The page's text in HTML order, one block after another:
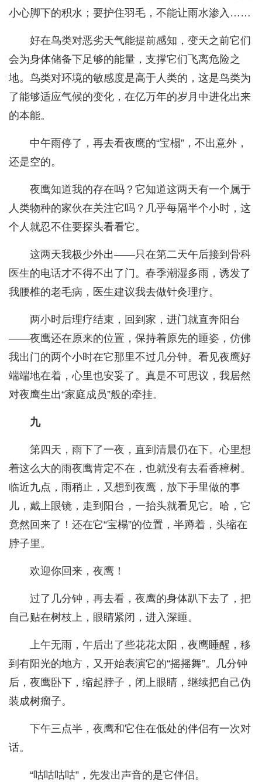
小心脚下的积水；要护住羽毛，不能让雨水渗入……
好在鸟类对恶劣天气能提前感知，变天之前它们
会为身体储备下足够的能量，支撑它们飞离危险之
地。鸟类对环境的敏感度是高于人类的，这是鸟类为
了能够适应气候的变化，在亿万年的岁月中进化出来
的本能。
中午雨停了，再去看夜鹰的“宝榻”，不出意外，
还是空的。
夜鹰知道我的存在吗？它知道这两天有一个属于
人类物种的家伙在关注它吗？几乎每隔半个小时，这
个人就忍不住要探头看看它。
这两天我极少外出——只在第二天午后接到骨科
医生的电话才不得不出了门。春季潮湿多雨，诱发了
我腰椎的老毛病，医生建议我去做针灸理疗。
两小时后理疗结束，回到家，进门就直奔阳台
——夜鹰还在原来的位置，保持着原先的睡姿，仿佛
我出门的两个小时在它那里不过几分钟。看见夜鹰好
端端地在着，心里也安妥了。真是不可思议，我居然
对夜鹰生出“家庭成员”般的牵挂。
九
第四天，雨下了一夜，直到清晨仍在下。心里想
着这么大的雨夜鹰肯定不在，也就没有去看香樟树。
临近九点，雨稍止，又想到夜鹰，放下手里做的事
儿，戴上眼镜，走到阳台，一抬头就看见它。哈，它
竟然回来了！还在它“宝榻”的位置，半蹲着，头缩在
脖子里。
欢迎你回来，夜鹰！
过了几分钟，再去看，夜鹰的身体趴下去了，把
自己贴在树枝上，眼睛紧闭，进入深睡。
上午无雨，午后出了些花花太阳，夜鹰睡醒，移
到有阳光的地方，又开始表演它的“摇摇舞”。几分钟
后，夜鹰卧下，缩起脖子，闭上眼睛，继续把自己伪
装成树瘤子。
下午三点半，夜鹰和它住在低处的伴侣有一次对
话。
“咕咕咕咕”，先发出声音的是它伴侣。